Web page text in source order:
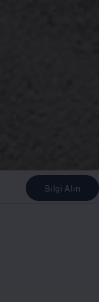
Bilgi Alın